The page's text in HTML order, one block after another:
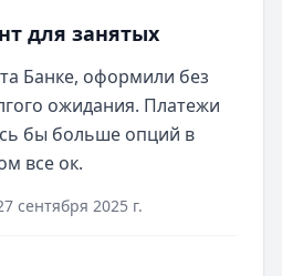
для занятых
Банке, оформили без
ожидания. Платежи
бы больше опций в
все ок.
сентября 2025 г.